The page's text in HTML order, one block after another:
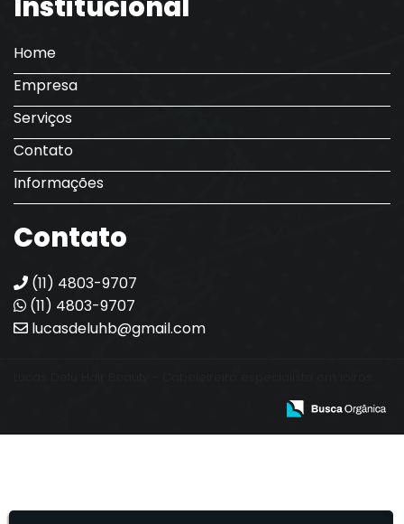
Institucional
Home
Empresa
Serviços
Contato
Informações
Contato
(11) 4803-9707
(11) 4803-9707
lucasdeluhb@gmail.com